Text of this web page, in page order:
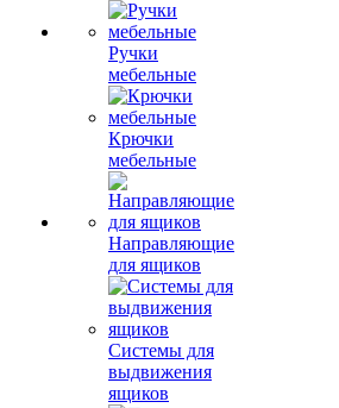
Ручки
мебельные
Крючки
мебельные
Направляющие
для ящиков
Системы для
выдвижения
ящиков